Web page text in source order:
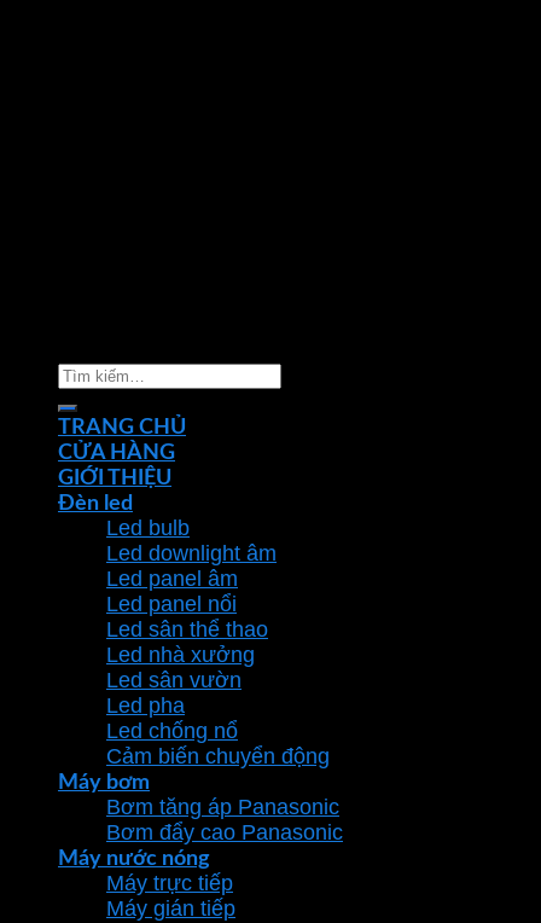
Tìm
kiếm:
TRANG CHỦ
CỬA HÀNG
GIỚI THIỆU
Đèn led
Led bulb
Led downlight âm
Led panel âm
Led panel nổi
Led sân thể thao
Led nhà xưởng
Led sân vườn
Led pha
Led chống nổ
Cảm biến chuyển động
Máy bơm
Bơm tăng áp Panasonic
Bơm đẩy cao Panasonic
Máy nước nóng
Máy trực tiếp
Máy gián tiếp